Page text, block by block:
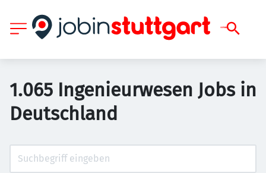
1.065 Ingenieurwesen Jobs in
Deutschland